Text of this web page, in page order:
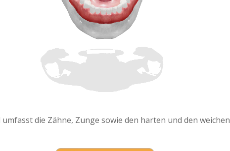
die Zähne, Zunge sowie den harten und den weichen